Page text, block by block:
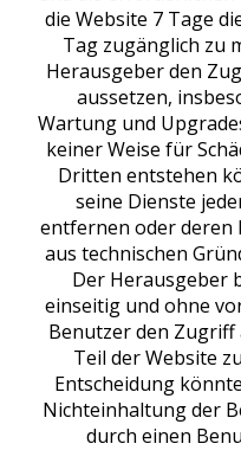
die Website 7 Tage
Tag zugänglich zu
Herausgeber den
aussetzen,
Wartung und
keiner Weise für
Dritten entstehen
seine Dienste
entfernen oder deren
aus technischen
Der Herausgeber
einseitig und ohne
Benutzer den Zugriff
Teil der Website
Entscheidung
Nichteinhaltung der
durch einen